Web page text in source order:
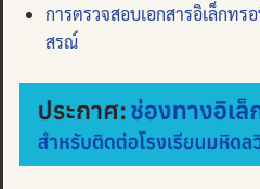
การตรวจสอบเอกสารอิเล็กทร
สรณ์